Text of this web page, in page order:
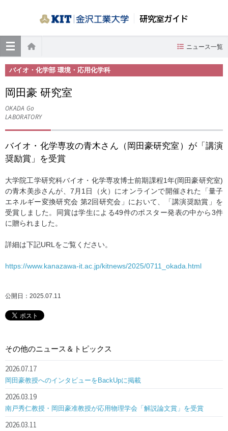
研究室ガイド
ホーム
ニュース一覧
バイオ・化学部 環境・応用化学科
岡田豪 研究室
OKADA Go
LABORATORY
バイオ・化学専攻の青木さん（岡田豪研究室）が「講演
奨励賞」を受賞
大学院工学研究科バイオ・化学専攻博士前期課程1年(岡田豪研究室)
の青木美歩さんが、7月1日（火）にオンラインで開催された「量子
エネルギー変換研究会 第2回研究会」において、「講演奨励賞」を
受賞しました。同賞は学生による49件のポスター発表の中から3件
に贈られました。
詳細は下記URLをご覧ください。
https://www.kanazawa-it.ac.jp/kitnews/2025/0711_okada.html
公開日：2025.07.11
その他のニュース＆トピックス
2026.07.17
岡田豪教授へのインタビューをBackUpに掲載
2026.03.19
南戸秀仁教授・岡田豪准教授が応用物理学会「解説論文賞」を受賞
2026.03.11